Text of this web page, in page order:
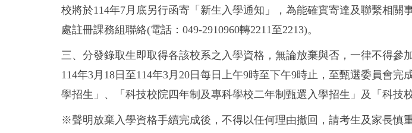
校將於114年7月底另行函寄「新生入學通知」，為能確實寄達及聯繫相
處註冊課務組聯絡(電話：049-2910960轉2211至2213)。
三、分發錄取生即取得各該校系之入學資格，無論放棄與否，一律不得參
114年3月18日至114年3月20日每日上午9時至下午9時止，至甄選委員會完
學招生」、「科技校院四年制及專科學校二年制甄選入學招生」及「科技
※聲明放棄入學資格手續完成後，不得以任何理由撤回，請考生及家長慎重